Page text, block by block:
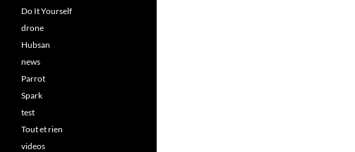
Do It Yourself
drone
Hubsan
news
Parrot
Spark
test
Tout et rien
videos